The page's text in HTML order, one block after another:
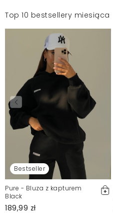
Top 10 bestsellery miesiąca
Bestseller
Pure - Bluza z kapturem
Black
189,99 zł